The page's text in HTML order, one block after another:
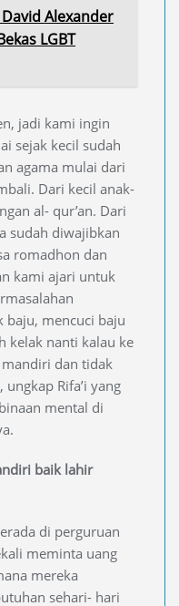
Alexander
LGBT
jadi kami ingin
sejak kecil sudah
agama mulai dari
Dari kecil anak-
al- qur’an. Dari
sudah diwajibkan
romadhon dan
kami ajari untuk
baju, mencuci baju
kelak nanti kalau ke
dan tidak
Rifa’i yang
mental di
baik lahir
di perguruan
meminta uang
mereka
sehari- hari